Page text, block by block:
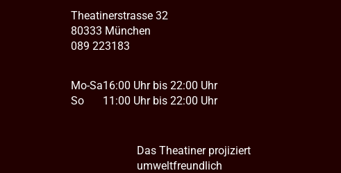
Theatinerstrasse 32
80333 München
089 223183
Mo-Sa
So
16:00 Uhr bis 22:00 Uhr
11:00 Uhr bis 22:00 Uhr
Das Theatiner projiziert
umweltfreundlich